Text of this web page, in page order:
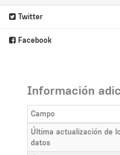
Twitter
Facebook
Información
Campo
Última actualización de
datos